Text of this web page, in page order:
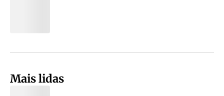
Mais lidas